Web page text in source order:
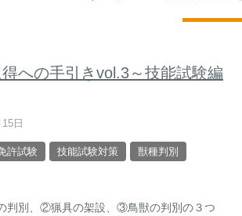
への手引きvol.3～技能試験編
日
許試験 技能試験対策
獣種判別
判別、②猟具の架設、③鳥獣の判別の３つ